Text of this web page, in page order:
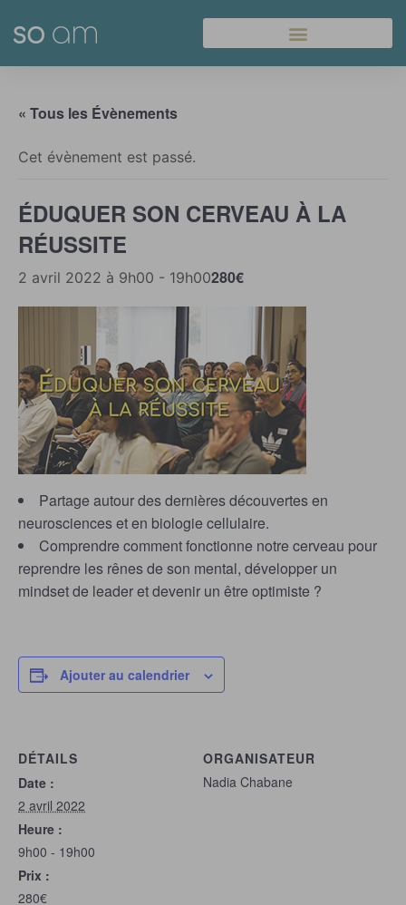
« Tous les Évènements
Cet évènement est passé.
ÉDUQUER SON CERVEAU À LA
RÉUSSITE
2 avril 2022 à 9h00 - 19h00280€
Partage autour des dernières découvertes en
neurosciences et en biologie cellulaire.
Comprendre comment fonctionne notre cerveau pour
reprendre les rênes de son mental, développer un
mindset de leader et devenir un être optimiste ?
Ajouter au calendrier
DÉTAILS
Date :
2 avril 2022
Heure :
9h00 - 19h00
Prix :
280€
ORGANISATEUR
Nadia Chabane